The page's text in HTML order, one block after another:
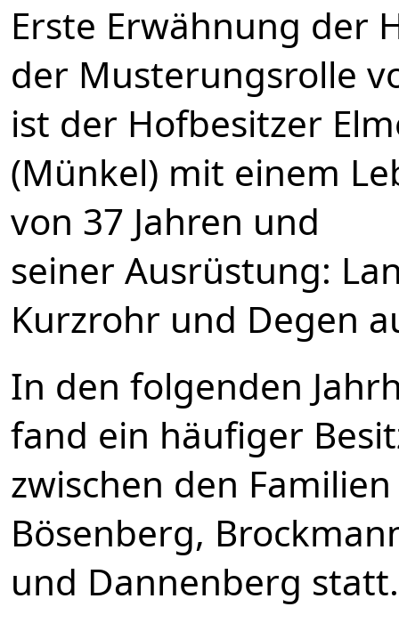
Erste Erwähnung der
der Musterungsrolle
ist der Hofbesitzer
(Münkel) mit einem
von 37 Jahren und
seiner Ausrüstung:
Kurzrohr und Degen
In den folgenden
fand ein häufiger
zwischen den
Bösenberg,
und Dannenberg statt.